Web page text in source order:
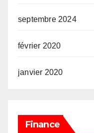
septembre 2024
février 2020
janvier 2020
Finance